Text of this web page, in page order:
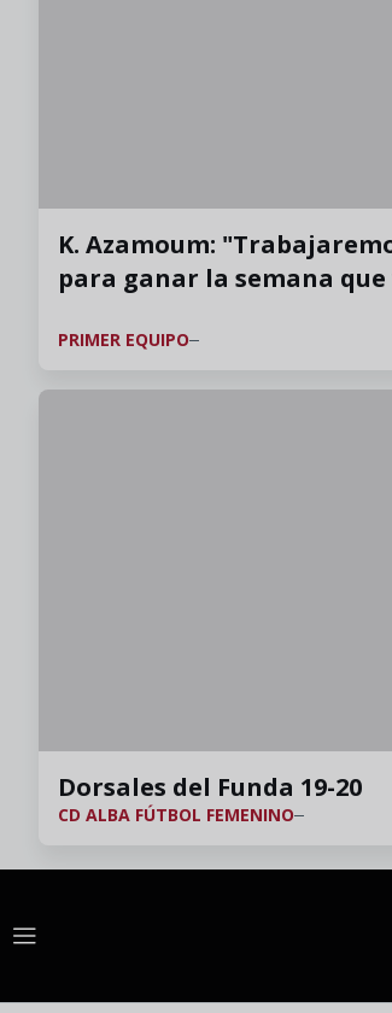
K. Azamoum:
para ganar la semana
PRIMER EQUIPO
Dorsales del Funda 19-20
CD ALBA FÚTBOL FEMENINO